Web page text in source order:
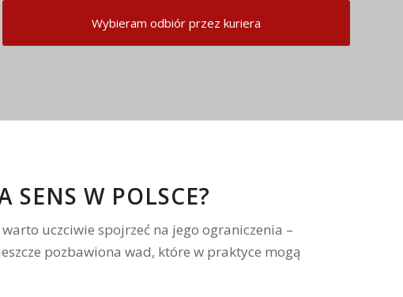
Wybieram odbiór przez kuriera
W POLSCE?
uczciwie spojrzeć na jego ograniczenia –
pozbawiona wad, które w praktyce mogą